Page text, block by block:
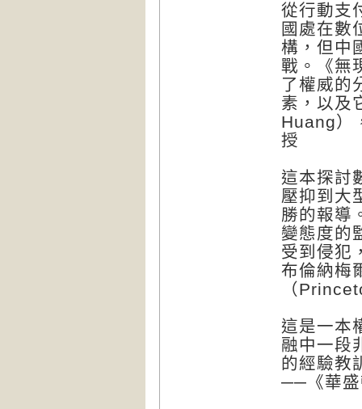
從行動支
國處在數
構，但中
戰。《無
了權威的
素，以及
Huang）
授
這本探討
壓抑到大
勝的報導
變態度的
受到侵犯
布倫納梅
（
這是一本
融中一段
的經驗教
──《華